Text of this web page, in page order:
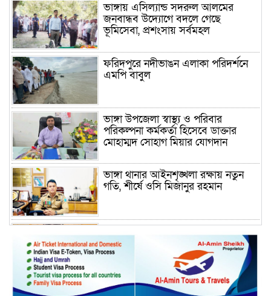
ভাঙ্গায় এসিল্যান্ড সদরুল আলমের
জনবান্ধব উদ্যোগে বদলে গেছে
ভূমিসেবা, প্রশংসায় সর্বমহল
ফরিদপুরে নদীভাঙন এলাকা পরিদর্শনে
এমপি বাবুল
ভাঙ্গা উপজেলা স্বাস্থ্য ও পরিবার
পরিকল্পনা কর্মকর্তা হিসেবে ডাক্তার
মোহাম্মদ সোহাগ মিয়ার যোগদান
ভাঙ্গা থানার আইনশৃঙ্খলা রক্ষায় নতুন
গতি, শীর্ষে ওসি মিজানুর রহমান
ময়মনসিংহের অতিরিক্ত জেলা প্রশাসক
(রাজস্ব) আজিম উদ্দিন ভূমি মন্ত্রণালয়ে
পদায়ন
সাবেক এমপির প্রেস সেক্রেটারি রফিকের